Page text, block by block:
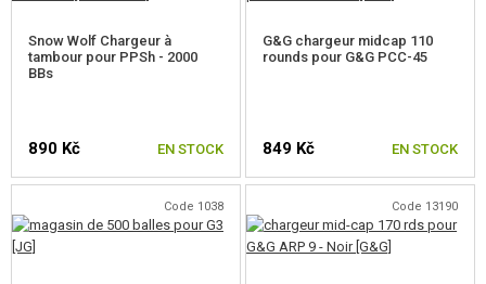
Snow Wolf Chargeur à
tambour pour PPSh - 2000
BBs
890 Kč EN STOCK
G&G chargeur midcap 110
rounds pour G&G PCC-45
849 Kč EN STOCK
Code 1038 Code 13190